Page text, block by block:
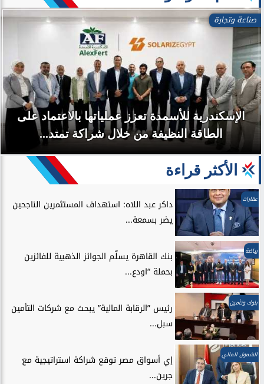
صناعة وتجارة
الإسكندرية للأسمدة تعزز عملياتها بالاعتماد على
الطاقة النظيفة من خلال شراكة تمتد...
الأكثر قراءة
عقارات
داكر عبد اللاه: استهداف المستثمرين الناجحين
يضر بسمعة...
رياضة
بنك القاهرة يسلّم الجوائز الذهبية للفائزين
بحملة “اودع...
بنوك وتأمين
رئيس ”الرقابة المالية” يبحث مع شركات التأمين
سبل...
الشمول المالي
إي أسواق مصر توقع شراكة استراتيجية مع
جرين...